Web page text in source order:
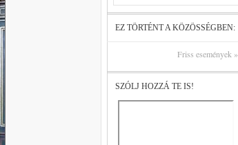
EZ TÖRTÉNT A KÖZÖSSÉGBEN:
Friss események »
SZÓLJ HOZZÁ TE IS!